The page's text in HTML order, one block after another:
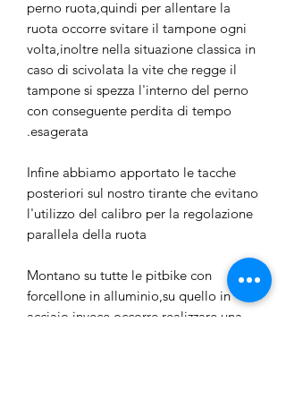
perno ruota,quindi per allentare la
ruota occorre svitare il tampone ogni
volta,inoltre nella situazione classica in
caso di scivolata la vite che regge il
tampone si spezza l'interno del perno
con conseguente perdita di tempo
esagerata.
Infine abbiamo apportato le tacche
posteriori sul nostro tirante che evitano
l'utilizzo del calibro per la regolazione
parallela della ruota
Montano su tutte le pitbike con
forcellone in alluminio,su quello in
acciaio invece occorre realizzare una